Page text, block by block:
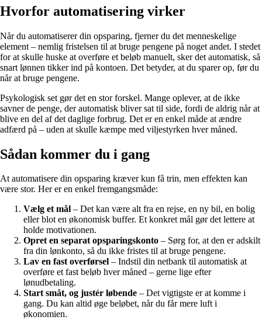
Hvorfor automatisering virker
Når du automatiserer din opsparing, fjerner du det menneskelige
element – nemlig fristelsen til at bruge pengene på noget andet. I stedet
for at skulle huske at overføre et beløb manuelt, sker det automatisk, så
snart lønnen tikker ind på kontoen. Det betyder, at du sparer op, før du
når at bruge pengene.
Psykologisk set gør det en stor forskel. Mange oplever, at de ikke
savner de penge, der automatisk bliver sat til side, fordi de aldrig når at
blive en del af det daglige forbrug. Det er en enkel måde at ændre
adfærd på – uden at skulle kæmpe med viljestyrken hver måned.
Sådan kommer du i gang
At automatisere din opsparing kræver kun få trin, men effekten kan
være stor. Her er en enkel fremgangsmåde:
Vælg et mål – Det kan være alt fra en rejse, en ny bil, en bolig
eller blot en økonomisk buffer. Et konkret mål gør det lettere at
holde motivationen.
Opret en separat opsparingskonto – Sørg for, at den er adskilt
fra din lønkonto, så du ikke fristes til at bruge pengene.
Lav en fast overførsel – Indstil din netbank til automatisk at
overføre et fast beløb hver måned – gerne lige efter
lønudbetaling.
Start småt, og justér løbende – Det vigtigste er at komme i
gang. Du kan altid øge beløbet, når du får mere luft i
økonomien.